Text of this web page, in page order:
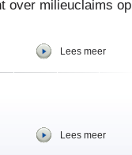
over milieuclaims op
Lees meer
Lees meer